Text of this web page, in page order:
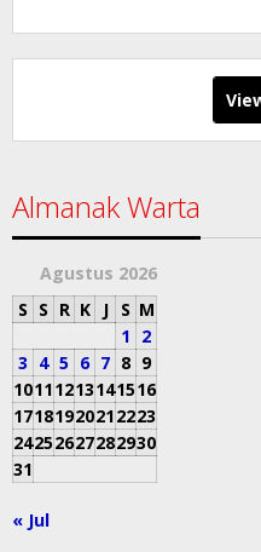
Almanak Warta
Agustus 2026
S S R K J S M
1 2
3 4 5 6 7 8 9
10111213141516
17181920212223
24252627282930
31
« Jul